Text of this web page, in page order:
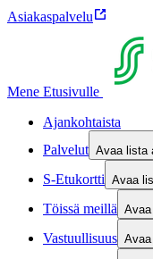
Asiakaspalvelu
Mene Etusivulle
Ajankohtaista
Palvelut Avaa lista
S-Etukortti Avaa
Töissä meillä
Vastuullisuus